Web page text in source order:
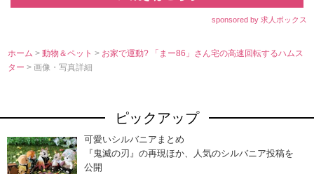
sponsored by 求人ボックス
ホーム >動物＆ペット> お家で運動? 「まー86」さん宅の高速回転するハムス
ター> 画像・写真詳細
ピックアップ
可愛いシルバニアまとめ
『鬼滅の刃』の再現ほか、人気のシルバニア投稿を
公開